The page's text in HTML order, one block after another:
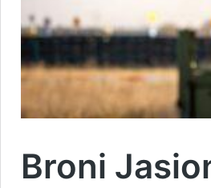
Broni